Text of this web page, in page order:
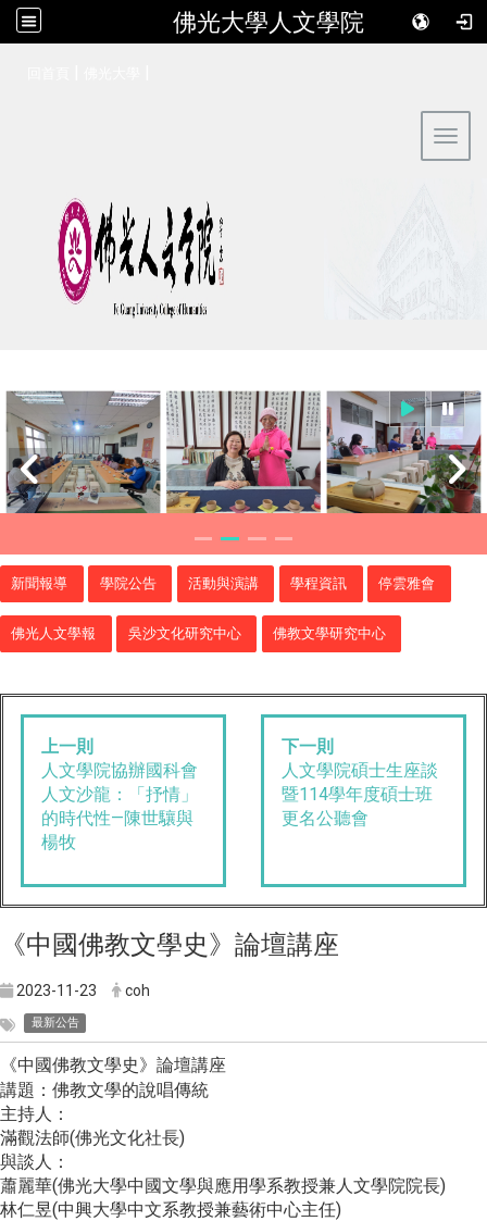
佛光大學人文學院
新聞報導 學院公告 活動與演講 學程資訊 停雲雅會
佛光人文學報 吳沙文化研究中心 佛教文學研究中心
上一則
人文學院協辦國科會
人文沙龍：「抒情」
的時代性—陳世驤與
楊牧
下一則
人文學院碩士生座談
暨114學年度碩士班
更名公聽會
《中國佛教文學史 》 論壇講座
2023-11-23 coh
最新公告
《中國佛教文學史》 論壇講座
講題：佛教文學的說唱傳統
主持人：
滿觀法師(佛光文化社長)
與談人：
蕭麗華(佛光大學中國文學與應用學系教授兼人文學院院長)
林仁昱(中興大學中文系教授兼藝術中心主任)